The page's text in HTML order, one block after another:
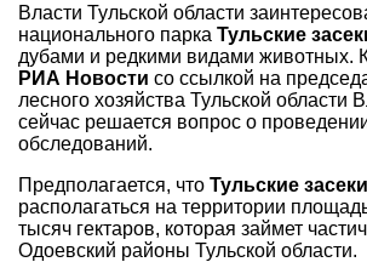
Власти Тульской области
национального парка Тульские
дубами и редкими видами животных.
РИА Новости со ссылкой на
лесного хозяйства Тульской области
сейчас решается вопрос о
обследований.
Предполагается, что Тульские засеки
располагаться на территории
тысяч гектаров, которая займет
Одоевский районы Тульской области.